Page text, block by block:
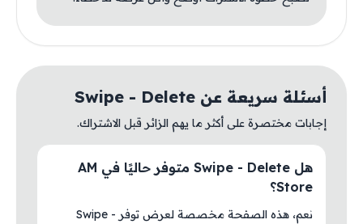
أسئلة سريعة عن Swipe - Delete
إجابات مختصرة على أكثر ما يهم الزائر قبل الاشتراك.
هل Swipe - Delete متوفر حاليًا في AM
Store؟
نعم، هذه الصفحة مخصصة لعرض توفر Swipe -